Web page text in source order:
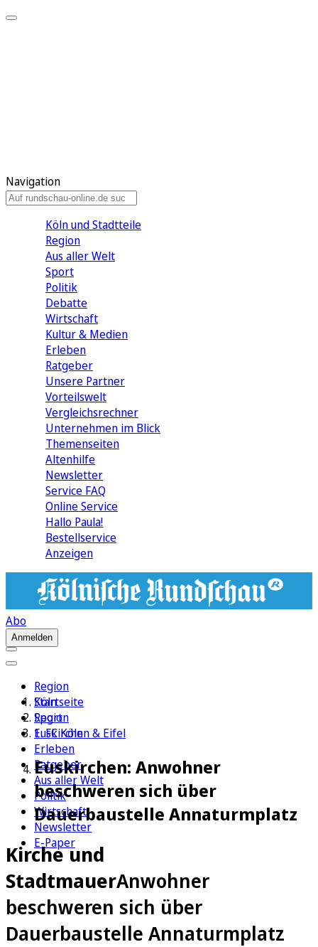
Navigation
Köln und Stadtteile
Region
Aus aller Welt
Sport
Politik
Debatte
Wirtschaft
Kultur & Medien
Erleben
Ratgeber
Unsere Partner
Vorteilswelt
Vergleichsrechner
Unternehmen im Blick
Themenseiten
Altenhilfe
Newsletter
Service FAQ
Online Service
Hallo Paula!
Bestellservice
Anzeigen
Abo
Anmelden
Region
Köln
Sport
1. FC Köln
Erleben
Ratgeber
Aus aller Welt
Politik
Wirtschaft
Newsletter
E-Paper
Startseite
Region
Euskirchen & Eifel
Euskirchen: Anwohner
beschweren sich über
Dauerbaustelle Annaturmplatz
Kirche und
StadtmauerAnwohner
beschweren sich über
Dauerbaustelle Annaturmplatz